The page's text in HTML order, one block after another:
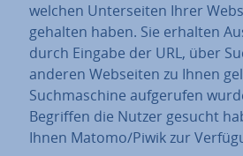
welchen Un­ter­sei­ten Ihrer
ge­hal­ten haben. Sie erhalten
durch Eingabe der URL, über
anderen Webseiten zu Ihnen
Such­ma­schi­ne auf­ge­ru­fen
Begriffen die Nutzer gesucht
Ihnen Matomo/Piwik zur